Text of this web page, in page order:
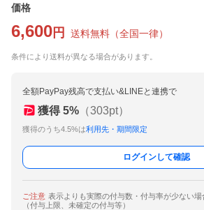
価格
6,600 円 送料無料 （全国一律）
条件により送料が異なる場合があります。
全額PayPay残高で支払い&LINEと連携で
獲得 5% （303pt）
獲得のうち4.5%は利用先・期間限定
ログインして確認
ご注意 表示よりも実際の付与数・付与率が少ない場
（付与上限、未確定の付与等）